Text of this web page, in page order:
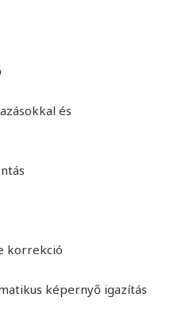
és
korrekció
képernyő igazítás